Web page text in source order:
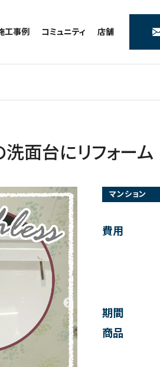
問
工事例
トイレの施工事例
キッチンの施工事例
コミュニティ
アルブル通信
ブログ
店舗
墨田店
日本橋店
面台にリフォーム
マンション
費用
期間
商品